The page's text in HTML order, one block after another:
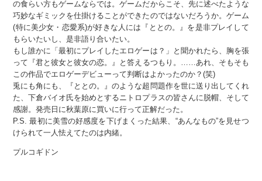
の食らい方もゲームならでは。ゲームだからこそ、先に述べたような
巧妙なギミックを仕掛けることができたのではないだろうか。ゲーム
(特に美少女・恋愛系)が好きな人には『ととの。』を是非プレイして
もらいたいし、是非語り合いたい。
もし誰かに「最初にプレイしたエロゲーは？」と聞かれたら、胸を張
って『君と彼女と彼女の恋。』と答えるつもり。……あれ、そもそも
この作品でエロゲーデビューって判断はよかったのか？(笑)
兎にも角にも、『ととの。』のような超問題作を世に送り出してくれ
た、下倉バイオ氏を始めとするニトロプラスの皆さんに脱帽、そして
感謝。発売日に秋葉原に買いに行って正解だった。
P.S. 最初に美雪の好感度を下げまくった結果、“あんなもの”を見せつ
けられて一人怯えてたのは内緒。
プルコギドン